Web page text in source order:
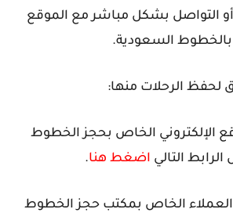
أو التواصل بشكل مباشر مع الموقع
بالخطوط السعودية.
لحفظ الرحلات منها:
الإلكتروني الخاص بحجز الخطوط
التالي اضغط هنا.
العملاء الخاص بمكتب حجز الخطوط